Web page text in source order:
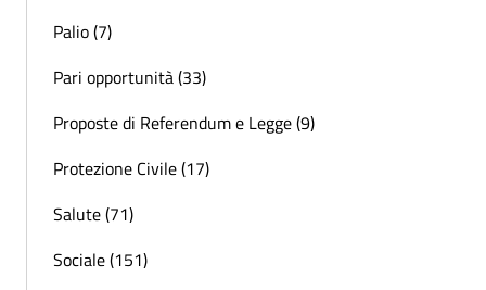
Palio (7)
Pari opportunità (33)
Proposte di Referendum e Legge (9)
Protezione Civile (17)
Salute (71)
Sociale (151)